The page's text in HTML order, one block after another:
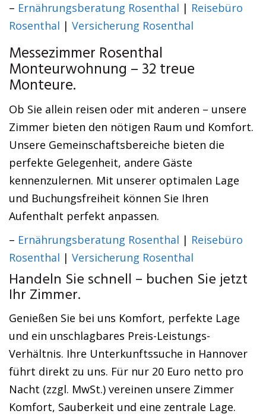
– Ernährungsberatung Rosenthal | Reisebüro
Rosenthal | Versicherung Rosenthal
Messezimmer Rosenthal
Monteurwohnung – 32 treue
Monteure.
Ob Sie allein reisen oder mit anderen – unsere
Zimmer bieten den nötigen Raum und Komfort.
Unsere Gemeinschaftsbereiche bieten die
perfekte Gelegenheit, andere Gäste
kennenzulernen. Mit unserer optimalen Lage
und Buchungsfreiheit können Sie Ihren
Aufenthalt perfekt anpassen.
– Ernährungsberatung Rosenthal | Reisebüro
Rosenthal | Versicherung Rosenthal
Handeln Sie schnell – buchen Sie jetzt
Ihr Zimmer.
Genießen Sie bei uns Komfort, perfekte Lage
und ein unschlagbares Preis-Leistungs-
Verhältnis. Ihre Unterkunftssuche in Hannover
führt direkt zu uns. Für nur 20 Euro netto pro
Nacht (zzgl. MwSt.) vereinen unsere Zimmer
Komfort, Sauberkeit und eine zentrale Lage.